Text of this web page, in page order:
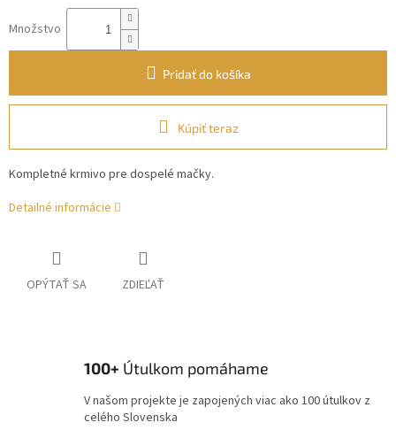
Množstvo
Pridať do košíka
Kúpiť teraz
Kompletné krmivo pre dospelé mačky.
Detailné informácie
OPÝTAŤ SA ZDIEĽAŤ
100+ Útulkom pomáhame
V našom projekte je zapojených viac ako 100 útulkov z
celého Slovenska